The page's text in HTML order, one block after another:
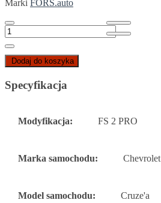
Marki FORS.auto
Dodaj do koszyka
Specyfikacja
Modyfikacja: FS 2 PRO
Marka samochodu: Chevrolet
Model samochodu: Cruze'a